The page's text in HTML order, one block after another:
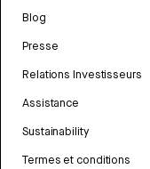
Blog
Presse
Relations Investisseurs
Assistance
Sustainability
Termes et conditions